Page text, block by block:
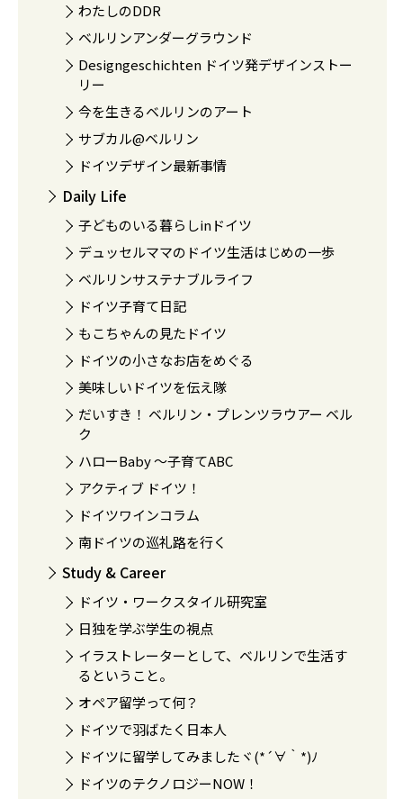
わたしのDDR
ベルリンアンダーグラウンド
Designgeschichten ドイツ発デザインストー
リー
今を生きるベルリンのアート
サブカル@ベルリン
ドイツデザイン最新事情
Daily Life
子どものいる暮らしinドイツ
デュッセルママのドイツ生活はじめの一歩
ベルリンサステナブルライフ
ドイツ子育て日記
もこちゃんの見たドイツ
ドイツの小さなお店をめぐる
美味しいドイツを伝え隊
だいすき！ ベルリン・プレンツラウアー ベル
ク
ハローBaby 〜子育てABC
アクティブ ドイツ！
ドイツワインコラム
南ドイツの巡礼路を行く
Study & Career
ドイツ・ワークスタイル研究室
日独を学ぶ学生の視点
イラストレーターとして、ベルリンで生活す
るということ。
オペア留学って何？
ドイツで羽ばたく日本人
ドイツに留学してみましたヾ(*´∀｀*)ﾉ
ドイツのテクノロジーNOW！